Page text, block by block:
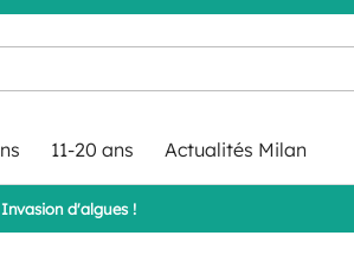
11-20 ans Actualités Milan
Invasion d'algues !